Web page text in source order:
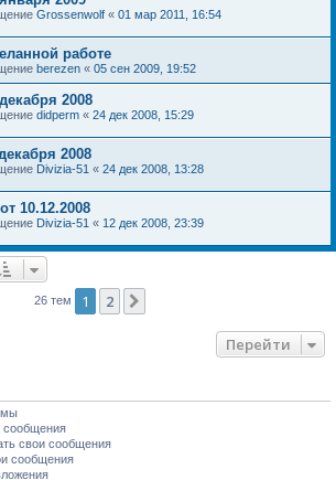
Grossenwolf « 01 мар 2011, 16:54
работе
berezen « 05 сен 2009, 19:52
2008
didperm « 24 дек 2008, 15:29
2008
Divizia-51 « 24 дек 2008, 13:28
10.12.2008
Divizia-51 « 12 дек 2008, 23:39
26 тем 1 2
Перейти
сообщения
свои сообщения
сообщения